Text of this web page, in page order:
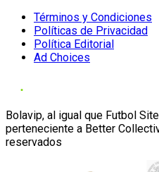
Términos y Condiciones
Políticas de Privacidad
Política Editorial
Ad Choices
Bolavip, al igual que Futbol
perteneciente a Better
reservados